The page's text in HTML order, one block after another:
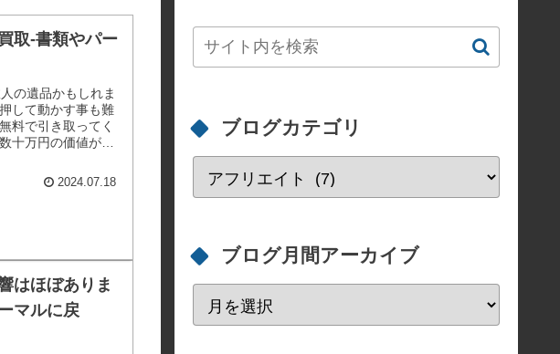
取-書類やパー
の遺品かもしれま
して動かす事も難
料で引き取ってく
十万円の価値があ
2024.07.18
はほぼありま
マルに戻
ブログカテゴリ
ブログ月間アーカイブ